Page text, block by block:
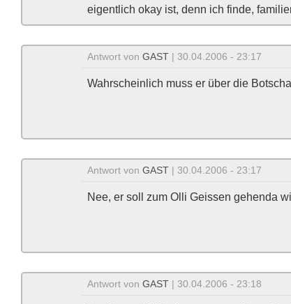
eigentlich okay ist, denn ich finde,
Antwort von GAST | 30.04.2006 - 23:17
Wahrscheinlich muss er über die
Antwort von GAST | 30.04.2006 - 23:17
Nee, er soll zum Olli Geissen gehenda
Antwort von GAST | 30.04.2006 - 23:18